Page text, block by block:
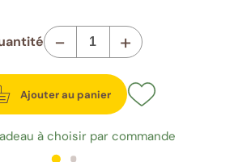
- +
Ajouter au panier
à choisir par commande
1sur 2 2sur 2